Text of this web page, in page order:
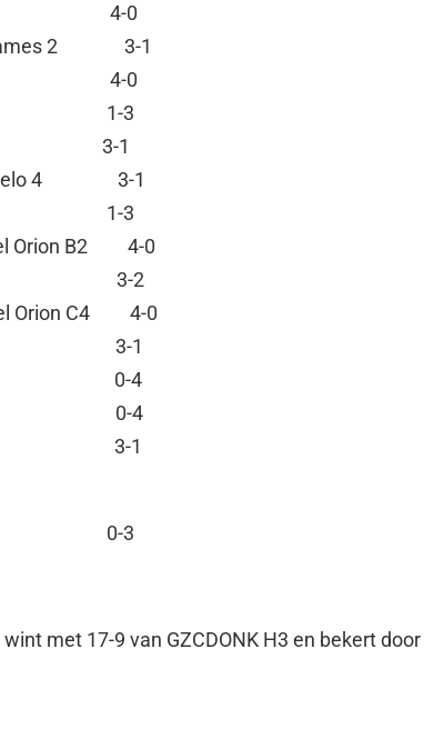
1 4-0
Dames 2 3-1
3 4-0
7 1-3
1 3-1
4 3-1
’76 1 1-3
Orion B2 4-0
B3 3-2
Orion C4 4-0
C2 3-1
0-4
0-4
3-1
0-3
met 17-9 van GZCDONK H3 en bekert door